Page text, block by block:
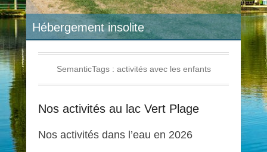
Hébergement insolite
SemanticTags : activités avec les enfants
Nos activités au lac Vert Plage
Nos activités dans l’eau en 2026